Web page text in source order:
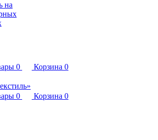
на
0 Корзина 0
0 Корзина 0